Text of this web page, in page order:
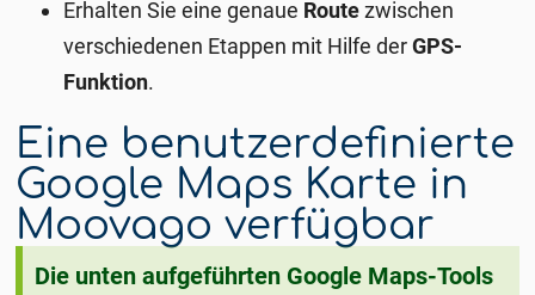
Erhalten Sie eine genaue Routezwischen
verschiedenen Etappen mit Hilfe derGPS-
Funktion.
Eine benutzerdefinierte
Google Maps Karte in
Moovago verfügbar
Die unten aufgeführten Google Maps-Tools